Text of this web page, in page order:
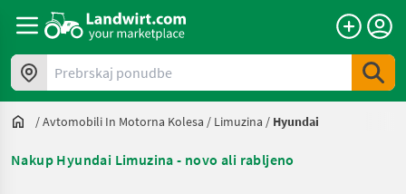
Prebrskaj ponudbe
/Avtomobili In Motorna Kolesa / Limuzina / Hyundai
Nakup Hyundai Limuzina - novo ali rabljeno